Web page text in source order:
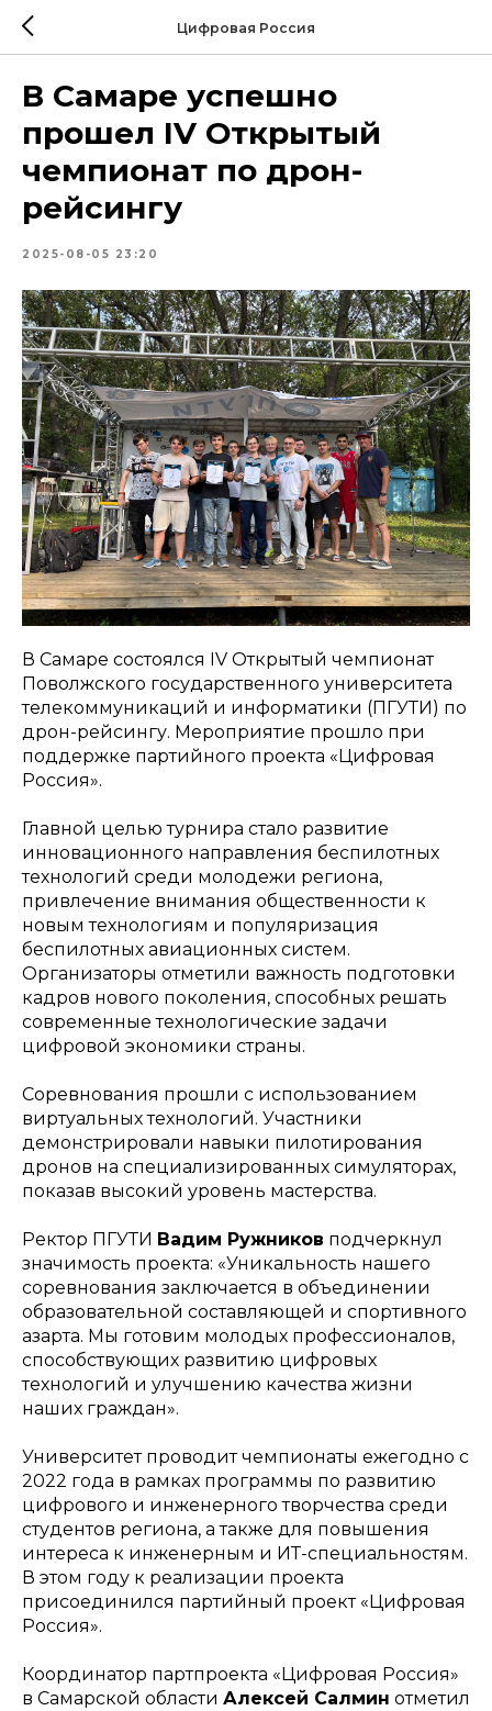
Цифровая Россия
В Самаре успешно
прошел IV Открытый
чемпионат по дрон-
рейсингу
2025-08-05 23:20
В Самаре состоялся IV Открытый чемпионат
Поволжского государственного университета
телекоммуникаций и информатики (ПГУТИ) по
дрон-рейсингу. Мероприятие прошло при
поддержке партийного проекта «Цифровая
Россия».
Главной целью турнира стало развитие
инновационного направления беспилотных
технологий среди молодежи региона,
привлечение внимания общественности к
новым технологиям и популяризация
беспилотных авиационных систем.
Организаторы отметили важность подготовки
кадров нового поколения, способных решать
современные технологические задачи
цифровой экономики страны.
Соревнования прошли с использованием
виртуальных технологий. Участники
демонстрировали навыки пилотирования
дронов на специализированных симуляторах,
показав высокий уровень мастерства.
Ректор ПГУТИ Вадим Ружников подчеркнул
значимость проекта: «Уникальность нашего
соревнования заключается в объединении
образовательной составляющей и спортивного
азарта. Мы готовим молодых профессионалов,
способствующих развитию цифровых
технологий и улучшению качества жизни
наших граждан».
Университет проводит чемпионаты ежегодно с
2022 года в рамках программы по развитию
цифрового и инженерного творчества среди
студентов региона, а также для повышения
интереса к инженерным и ИТ-специальностям.
В этом году к реализации проекта
присоединился партийный проект «Цифровая
Россия».
Координатор партпроекта «Цифровая Россия»
в Самарской области Алексей Салмин отметил